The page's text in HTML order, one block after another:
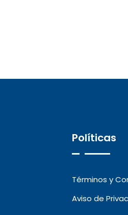
Políticas
Términos y
Aviso de